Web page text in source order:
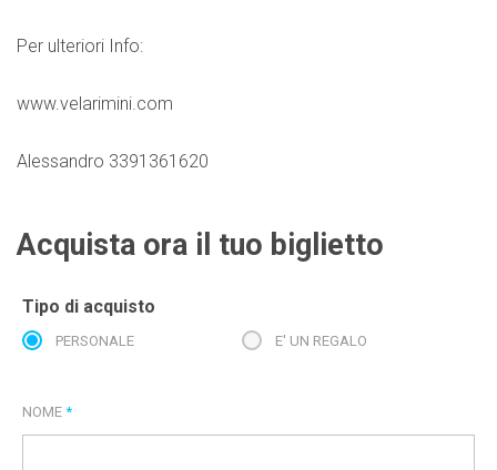
Per ulteriori Info:
www.velarimini.com
Alessandro 3391361620
Acquista ora il tuo biglietto
Tipo di acquisto
PERSONALE E' UN REGALO
NOME *